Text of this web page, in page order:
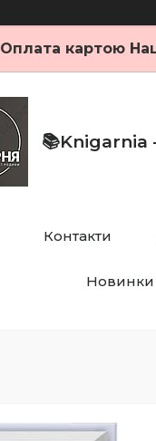
Оплата картою
📚Knigarnia
Контакти
Новинки